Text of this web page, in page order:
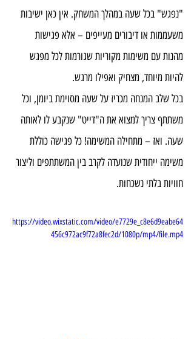
"נפגש" בכל שעה במהלך המשחק. אין כאן ישיבות
משעממות או דיבורים מעייפים – אלא פגישות
מהנות עם משימות מקוריות שגורמות לכל מפגש
להיות מיוחד, מצחיק ואפילו מרגש.
בכל שלב המנחה מכריז על שעה מסוימת ביומן, וכל
משתתף צריך למצוא את ה"דייט" שנקבע לו לאותה
שעה. ואז – מתחילה המשימה! כל פגישה כוללת
משימה ייחודית שנועדה לקרב בין המשתתפים וליצור
חוויות בלתי נשכחות.
https://video.wixstatic.com/video/e7729e_c8e6d9eabe64
456c972ac9f72a8fec2d/1080p/mp4/file.mp4